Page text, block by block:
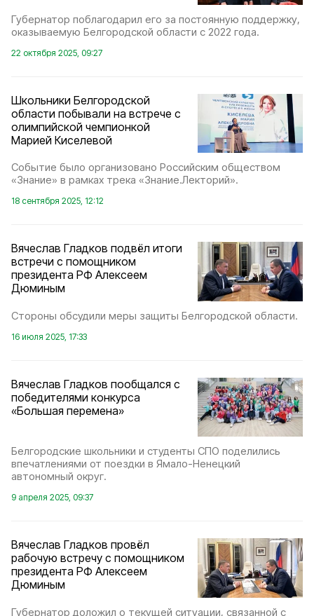
Губернатор поблагодарил его за постоянную поддержку,
оказываемую Белгородской области с 2022 года.
22 октября 2025, 09:27
Школьники Белгородской
области побывали на встрече с
олимпийской чемпионкой
Марией Киселевой
Событие было организовано Российским обществом
«Знание» в рамках трека «Знание.Лекторий».
18 сентября 2025, 12:12
Вячеслав Гладков подвёл итоги
встречи с помощником
президента РФ Алексеем
Дюминым
Стороны обсудили меры защиты Белгородской области.
16 июля 2025, 17:33
Вячеслав Гладков пообщался с
победителями конкурса
«Большая перемена»
Белгородские школьники и студенты СПО поделились
впечатлениями от поездки в Ямало-Ненецкий
автономный округ.
9 апреля 2025, 09:37
Вячеслав Гладков провёл
рабочую встречу с помощником
президента РФ Алексеем
Дюминым
Губернатор доложил о текущей ситуации, связанной с